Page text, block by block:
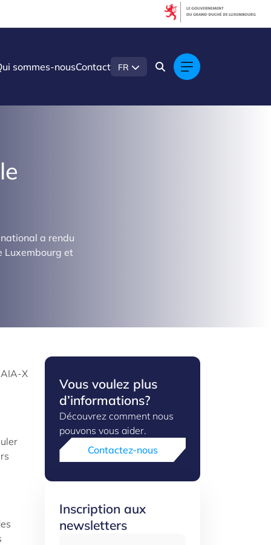
sommes-nousContact FR
a rendu
Luxembourg et
Vous voulez plus
d’informations?
Découvrez comment nous
pouvons vous aider.
Contactez-nous
Inscription aux
newsletters